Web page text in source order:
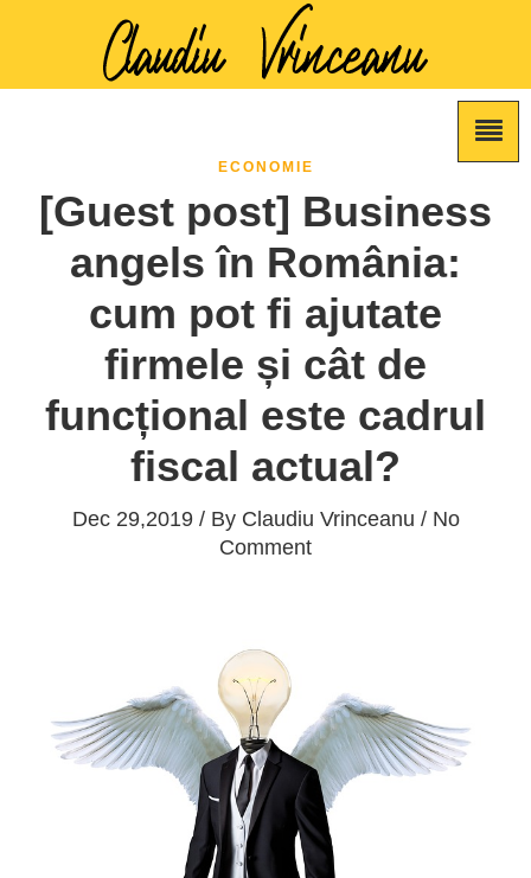
ECONOMIE
[Guest post] Business
angels în România:
cum pot fi ajutate
firmele și cât de
funcțional este cadrul
fiscal actual?
Dec 29,2019 / By Claudiu Vrinceanu / No
Comment